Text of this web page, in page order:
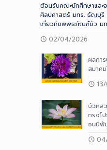
ต้อนรับคณะนักศึกษาและ
ศิลปศาสตร์ มทร. ธัญบุรี
เกี่ยวกับพิพิธภัณฑ์บัว ม
02/04/2026
ผลกา
สมาค
บัวหล
ทรงโ
ชนนีพั